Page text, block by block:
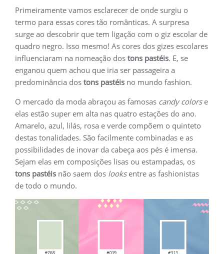
Primeiramente vamos esclarecer de onde surgiu o
termo para essas cores tão românticas. A surpresa
surge ao descobrir que tem ligação com o giz escolar de
quadro negro. Isso mesmo! As cores dos gizes escolares
influenciaram na nomeação dos tons pastéis. E, se
enganou quem achou que iria ser passageira a
predominância dos tons pastéis no mundo fashion.
O mercado da moda abraçou as famosas candy colorse
elas estão super em alta nas quatro estações do ano.
Amarelo, azul, lilás, rosa e verde compõem o quinteto
destas tonalidades. São facilmente combinadas e as
possibilidades de inovar da cabeça aos pés é imensa.
Sejam elas em composições lisas ou estampadas, os
tons pastéis não saem dos looksentre as fashionistas
de todo o mundo.